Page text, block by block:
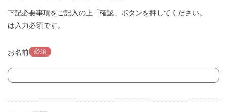
下記必要事項をご記入の上「確認」ボタンを押してください。
は入力必須です。
お名前 必須